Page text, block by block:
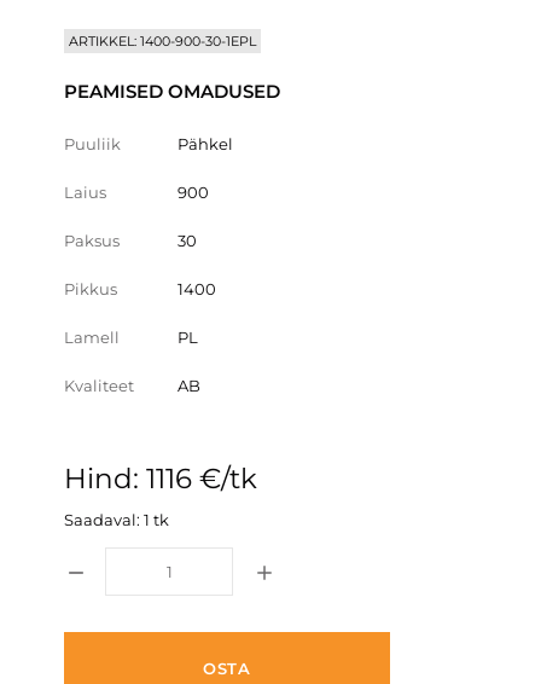
ARTIKKEL: 1400-900-30-1EPL
PEAMISED OMADUSED
Puuliik Pähkel
Laius 900
Paksus 30
Pikkus 1400
Lamell PL
Kvaliteet AB
Hind: 1116 €/tk
Saadaval: 1 tk
OSTA